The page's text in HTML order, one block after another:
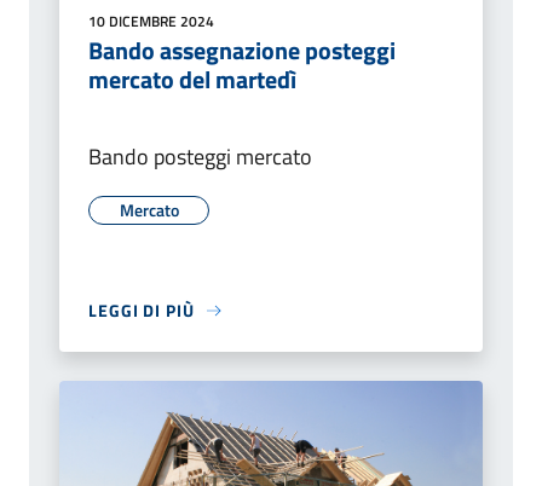
10 DICEMBRE 2024
Bando assegnazione posteggi
mercato del martedì
Bando posteggi mercato
Mercato
LEGGI DI PIÙ